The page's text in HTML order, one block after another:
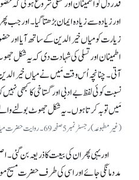
قدر دل کو اطمینان اور تسلی شروع ہوئی کہ
اور زیادہ سے زیادہ ایمان بڑھتا گیا۔ اور جب
زیارت کو میاں خیرالدین کے ساتھ آیا اور
اطمینان اور تسلی کی شہادت دی کہ یہ شکل
آتی۔ چنانچہ اُس وقت مَیں نے میاں
نسبت کوئی لفظ بے ادبی اور گستاخی کا کبھی نہیں
مَیں توبہ کرتاہوں۔ یہ شکل جھوٹ بولنے
(غیرمطبوعہ) رجسٹر نمبر 5صفحہ 69۔ روایت حضرت میاں عبدالعزیز صاحبؓ)
اور یہی پھر ان کی بیعت کا ذریعہ بن
مدد مانگی جائے اور اسی کی طرف حضرت مسیح